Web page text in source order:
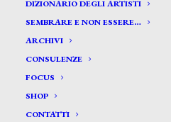
DIZIONARIO DEGLI ARTISTI
SEMBRARE E NON ESSERE…
ARCHIVI
CONSULENZE
FOCUS
SHOP
CONTATTI
Marsilli